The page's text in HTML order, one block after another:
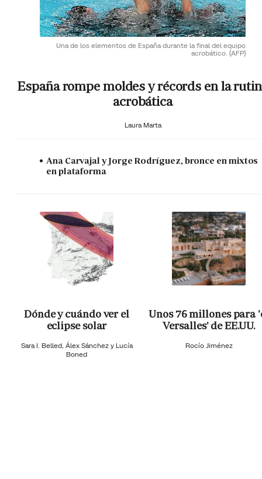
Una de los elementos de España durante la final del equipo
acrobático. (AFP)
España rompe moldes y récords en la
acrobática
Laura Marta
Ana Carvajal y Jorge Rodríguez, bronce en mixtos
en plataforma
Dónde y cuándo ver el
eclipse solar
Sara I. Belled, Álex Sánchez y Lucía
Boned
Unos 76 millones para
Versalles' de EE.UU.
Rocío Jiménez